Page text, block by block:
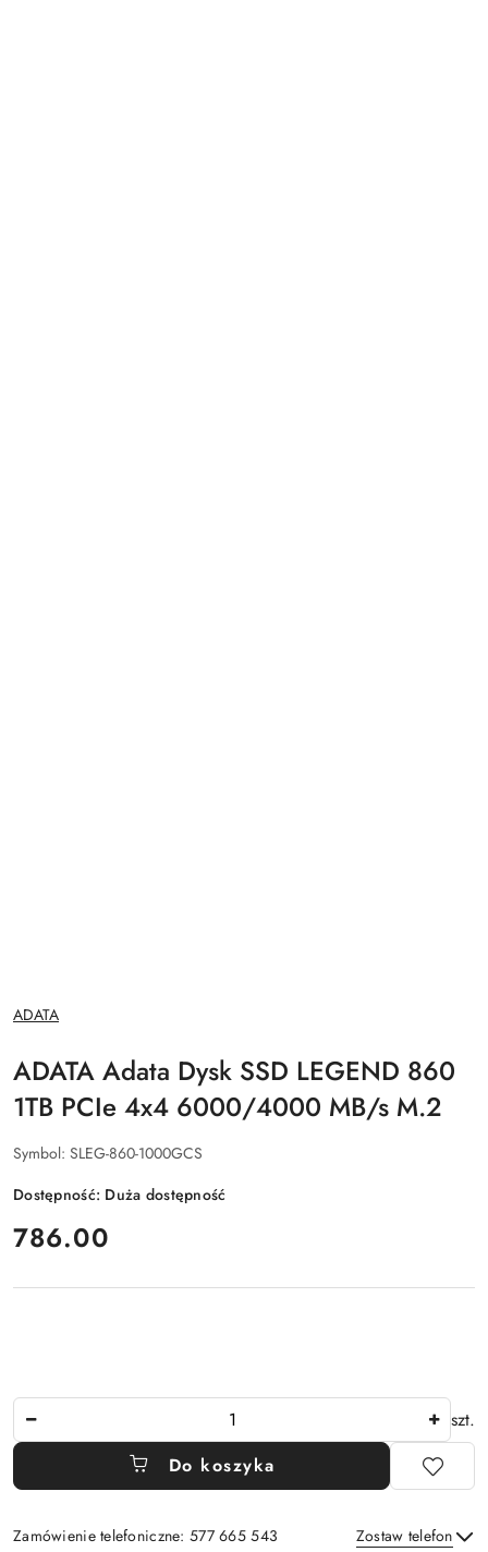
NAZWA
PRODUCENTA:
ADATA
ADATA Adata Dysk SSD LEGEND 860
1TB PCIe 4x4 6000/4000 MB/s M.2
Symbol: SLEG-860-1000GCS
Dostępność: Duża dostępność
cena:
786.00
szt.
Do koszyka
Zamówienie telefoniczne: 577 665 543 Zostaw telefon